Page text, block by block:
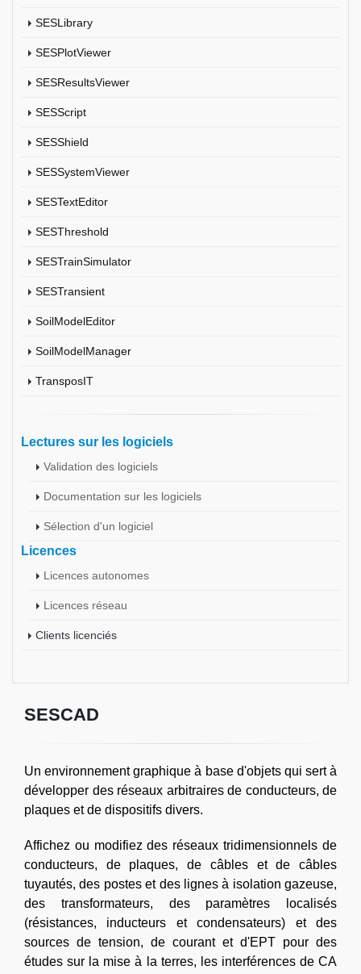
SESLibrary
SESPlotViewer
SESResultsViewer
SESScript
SESShield
SESSystemViewer
SESTextEditor
SESThreshold
SESTrainSimulator
SESTransient
SoilModelEditor
SoilModelManager
TransposIT
Lectures sur les logiciels
Validation des logiciels
Documentation sur les logiciels
Sélection d'un logiciel
Licences
Licences autonomes
Licences réseau
Clients licenciés
SESCAD
Un environnement graphique à base d'objets qui sert à
développer des réseaux arbitraires de conducteurs, de
plaques et de dispositifs divers.
Affichez ou modifiez des réseaux tridimensionnels de
conducteurs, de plaques, de câbles et de câbles
tuyautés, des postes et des lignes à isolation gazeuse,
des transformateurs, des paramètres localisés
(résistances, inducteurs et condensateurs) et des
sources de tension, de courant et d'EPT pour des
études sur la mise à la terres, les interférences de CA